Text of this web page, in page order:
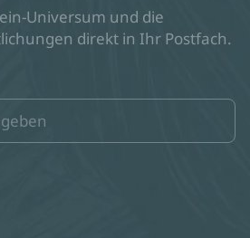
Universum und die
direkt in Ihr Postfach.